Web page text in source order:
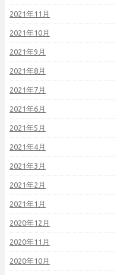
2021年11月
2021年10月
2021年9月
2021年8月
2021年7月
2021年6月
2021年5月
2021年4月
2021年3月
2021年2月
2021年1月
2020年12月
2020年11月
2020年10月